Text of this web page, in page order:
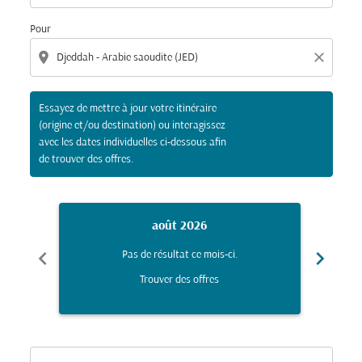
Pour
location_on close
Essayez de mettre à jour votre itinéraire
(origine et/ou destination) ou interagissez
avec les dates individuelles ci-dessous afin
de trouver des offres.
chevron_left
août 2026
Pas de résultat ce mois-ci.
Trouver des offres
chevron_right